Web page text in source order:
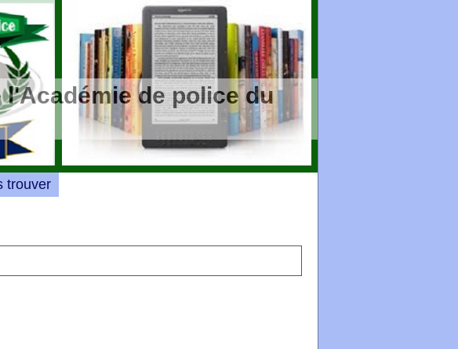
de police du
trouver